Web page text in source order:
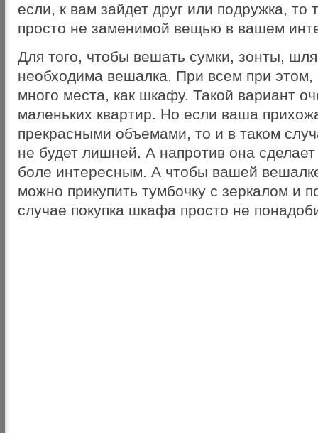
если, к вам зайдет друг или подружка, то
просто не заменимой вещью в вашем
Для того, чтобы вешать сумки, зонты,
необходима вешалка. При всем при этом,
много места, как шкафу. Такой вариант
маленьких квартир. Но если ваша
прекрасными объемами, то и в таком
не будет лишней. А напротив она
боле интересным. А чтобы вашей
можно прикупить тумбочку с зеркалом и
случае покупка шкафа просто не